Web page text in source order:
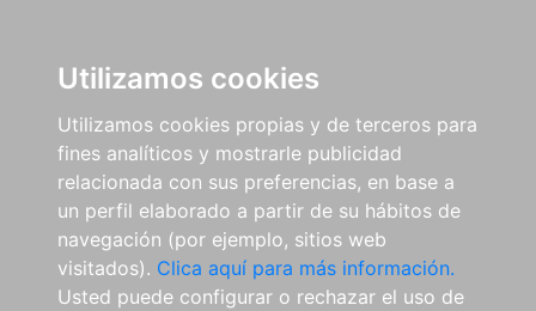
Utilizamos cookies
Utilizamos cookies propias y de terceros para
fines analíticos y mostrarle publicidad
relacionada con sus preferencias, en base a
un perfil elaborado a partir de su hábitos de
navegación (por ejemplo, sitios web
visitados). Clica aquí para más información.
Usted puede configurar o rechazar el uso de